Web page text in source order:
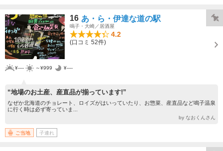
16 あ・ら・伊達な道の駅
鳴子・大崎／居酒屋
4.2
(口コミ 52件)
¥---- ～¥999 ¥----
“地場のお土産、産直品が揃っています!”
なぜか北海道のチョレート、ロイズがはいっていたり、お惣菜、産直品など鳴子温泉
に行く時は必ず寄っていま...
by なおくんさん
ご当地 子連れ